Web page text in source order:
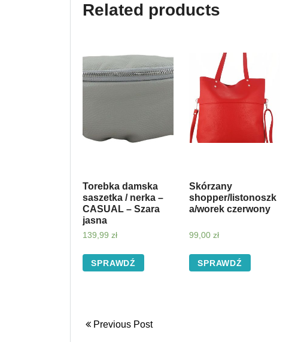
Related products
Torebka damska
saszetka / nerka –
CASUAL – Szara
jasna
139,99 zł
SPRAWDŹ
Skórzany
shopper/listonoszk
a/worek czerwony
99,00 zł
SPRAWDŹ
Previous Post